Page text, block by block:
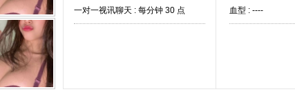
一对一视讯聊天 : 每分钟 30 点 血型 : ----